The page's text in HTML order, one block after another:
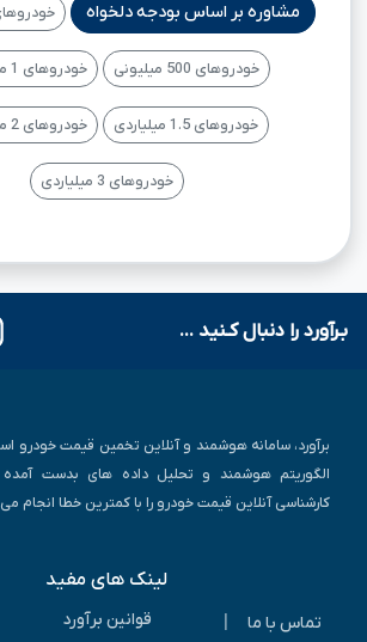
مشاوره بر اساس بودجه دلخواه خودروهای 250
خودروهای 500 میلیونی خودروهای 1 میلیاردی
خودروهای 1.5 میلیاردی خودروهای 2 میلیاردی
خودروهای 3 میلیاردی
بـرآورد را دنبال کـنید ...
برآورد، سامانه هوشمند و آنلاین تخمین قیمت خودرو
الگوریتم هوشمند و تحلیل داده های بدست آمده از
کارشناسی آنلاین قیمت خودرو را با کمترین خطا انجام
لینک های مفید
تماس با ما قوانین برآورد